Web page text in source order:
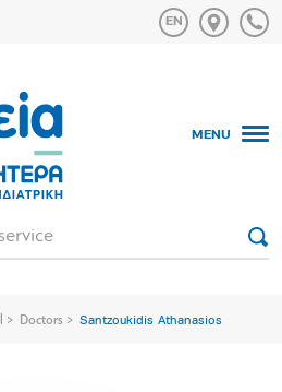
MENU
Doctors Santzoukidis Athanasios